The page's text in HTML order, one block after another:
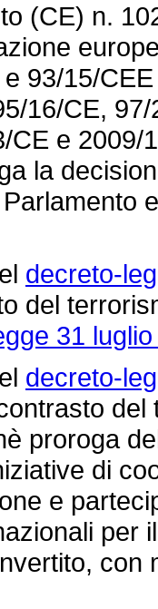
(CE) n.
93/15/
16/CE,
CE e
la
decreto-
del
31
decreto-
proroga
di
e
per
con